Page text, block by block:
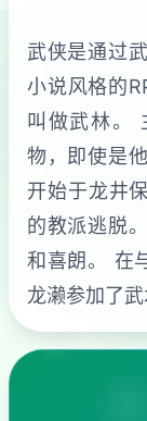
武侠是通过
小说风格的
叫做武林。
物，即使是
开始于龙井
的教派逃脱
和喜朗。 在
龙濑参加了武